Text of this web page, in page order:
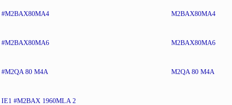
#M2BAX80MA4 M2BAX80MA4
#M2BAX80MA6 M2BAX80MA6
80 M4A M2QA 80 M4A
#M2BAX 1960MLA 2